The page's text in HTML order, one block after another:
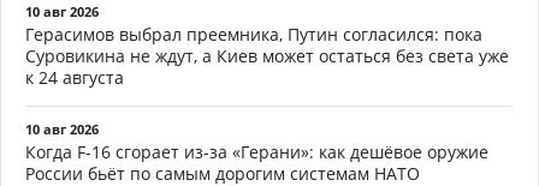
10 авг 2026
Герасимов выбрал преемника, Путин согласился: пока
Суровикина не ждут, а Киев может остаться без света уже
к 24 августа
10 авг 2026
Когда F-16 сгорает из-за «Герани»: как дешёвое оружие
России бьёт по самым дорогим системам НАТО